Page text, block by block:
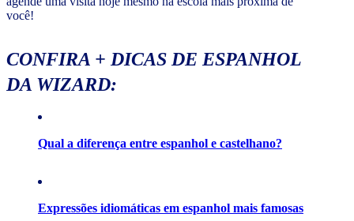
você!
CONFIRA + DICAS DE ESPANHOL
DA WIZARD:
Qual a diferença entre espanhol e castelhano?
Expressões idiomáticas em espanhol mais famosas